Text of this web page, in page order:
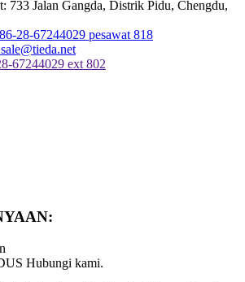
733 Jalan Gangda, Distrik Pidu, Chengdu,
28-67244029 pesawat 818
67244029 ext 802
Hubungi kami.